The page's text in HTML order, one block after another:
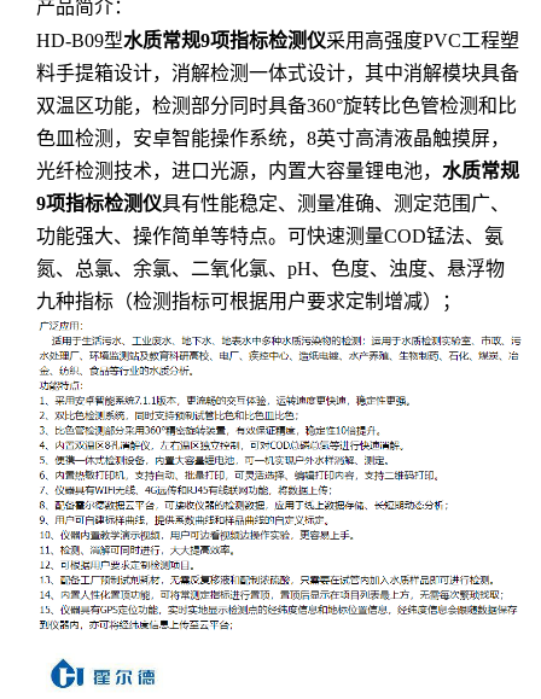
产品简介：
HD-B09型水质常规9项指标检测仪采用高强度PVC工程塑
料手提箱设计，消解检测一体式设计，其中消解模块具备
双温区功能，检测部分同时具备360°旋转比色管检测和比
色皿检测，安卓智能操作系统，8英寸高清液晶触摸屏，
光纤检测技术，进口光源，内置大容量锂电池， 水质常规
9项指标检测仪具有性能稳定、测量准确、测定范围广、
功能强大、操作简单等特点。可快速测量COD锰法、氨
氮、总氯、余氯、二氧化氯、pH、色度、浊度、悬浮物
九种指标（检测指标可根据用户要求定制增减）；